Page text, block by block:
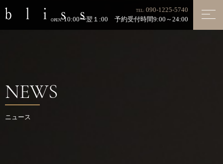
TEL: 090-1225-5740
OPEN:10:00〜翌１:00 予約受付時間9:00～24:00
NEWS
ニュース